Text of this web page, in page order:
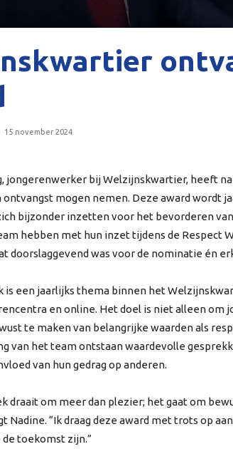
15 november 2024
jongerenwerker bij Welzijnskwartier, heeft
ontvangst mogen nemen. Deze award wordt
bijzonder inzetten voor het bevorderen
hebben met hun inzet tijdens de Respect
doorslaggevend was voor de nominatie én
is een jaarlijks thema binnen het
en online. Het doel is niet alleen om
te maken van belangrijke waarden als
van het team ontstaan waardevolle
van hun gedrag op anderen.
draait om meer dan plezier; het gaat om
Nadine. “Ik draag deze award met trots op
toekomst zijn.”